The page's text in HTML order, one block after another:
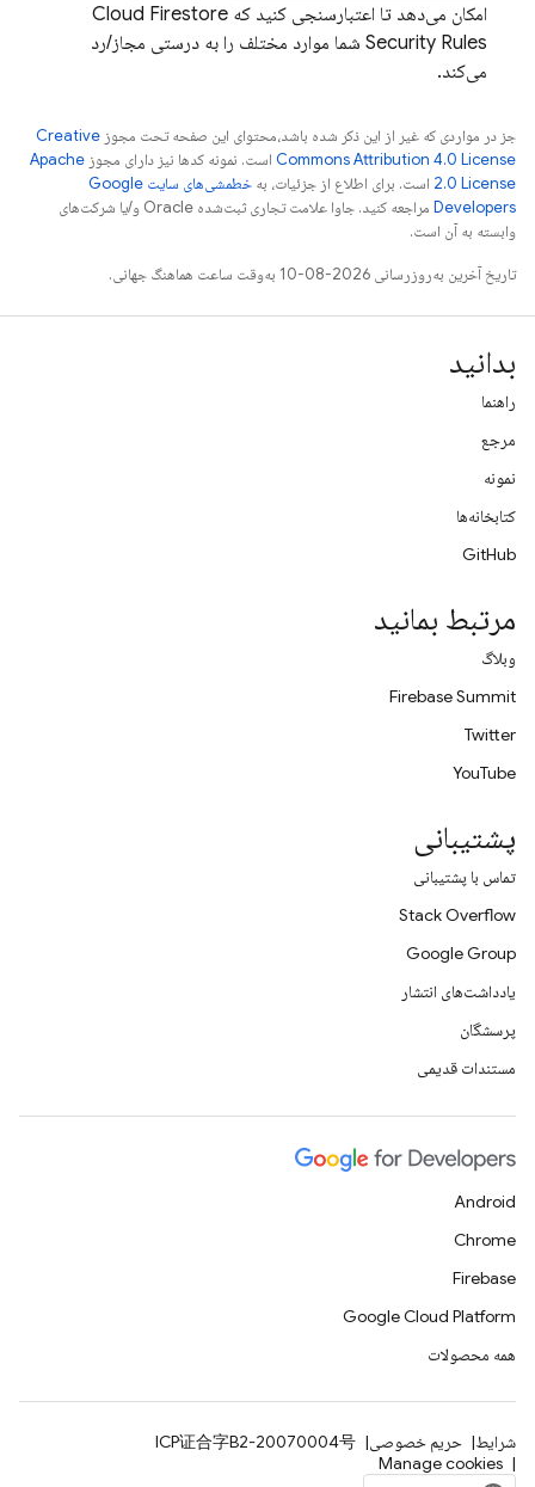
امکان می‌دهد تا اعتبارسنجی کنید که Cloud Firestore
Security Rules شما موارد مختلف را به درستی مجاز/رد
می‌کند.
جز در مواردی که غیر از این ذکر شده باشد،‌محتوای این صفحه تحت مجوز Creative
Commons Attribution 4.0 License است. نمونه کدها نیز دارای مجوز Apache
2.0 License است. برای اطلاع از جزئیات، به
خطمشی‌های سایت Google
Developers‏
مراجعه کنید. جاوا علامت تجاری ثبت‌شده Oracle و/یا شرکت‌های
وابسته به آن است.
تاریخ آخرین به‌روزرسانی 2026-08-10 به‌وقت ساعت هماهنگ جهانی.
بدانید
راهنما
مرجع
نمونه
کتابخانه‌ها
GitHub
مرتبط بمانید
وبلاگ
Firebase Summit
Twitter
YouTube
پشتیبانی
تماس با پشتیبانی
Stack Overflow
Google Group
یادداشت‌های انتشار
پرسشگان
مستندات قدیمی
Android
Chrome
Firebase
Google Cloud Platform
همه محصولات
شرایط حریم خصوصی
ICP证合字B2-20070004号
Manage cookies